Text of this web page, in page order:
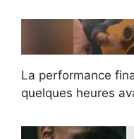
La performance
quelques heures